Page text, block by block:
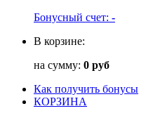
Бонусный счет: -
В корзине:
на сумму: 0 руб
Как получить бонусы
КОРЗИНА